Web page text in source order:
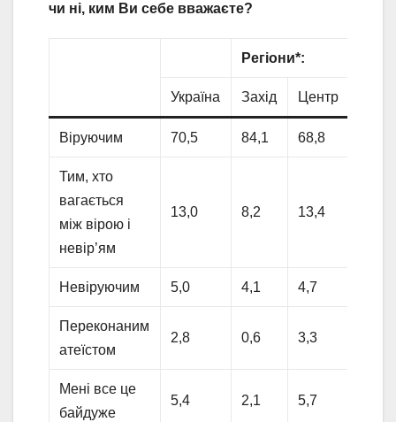
чи ні, ким Ви себе вважаєте?
Регіони*:
Україна Захід Центр
Віруючим 70,5 84,1 68,8
Тим, хто
вагається
між вірою і
невір’ям
13,0 8,2 13,4
Невіруючим 5,0 4,1 4,7
Переконаним
атеїстом
2,8 0,6 3,3
Мені все це
байдуже
5,4 2,1 5,7